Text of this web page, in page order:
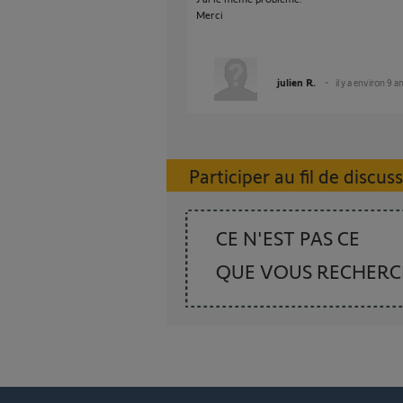
Merci
julien R. il y a environ 9
Participer au fil de
CE N'EST PAS CE
QUE VOUS